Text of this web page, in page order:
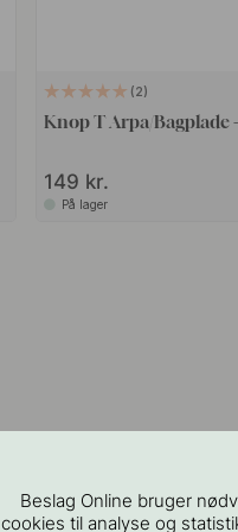
2
Knop T Arpa/Bagplade
149 kr.
På lager
Beslag Online bruger
cookies til analyse og